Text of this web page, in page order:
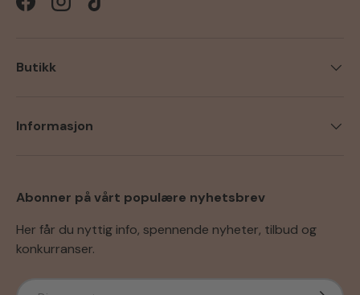
FacebookInstagramTikTok
Butikk
Informasjon
Abonner på vårt populære nyhetsbrev
Her får du nyttig info, spennende nyheter, tilbud og
konkurranser.
E-post